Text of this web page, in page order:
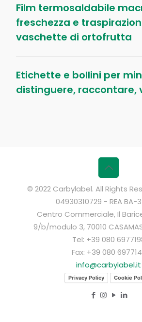
Film termosaldabile
freschezza e
vaschette di ortofrutta
Etichette e bollini per
distinguere, raccontare,
© 2022 Carbylabel. All Rights
04930310729 - REA BA-
Centro Commerciale, Il
9/b/modulo 3, 70010
Tel: +39 080
Fax: +39 080
info@carbylabel.it
Privacy Policy Cookie